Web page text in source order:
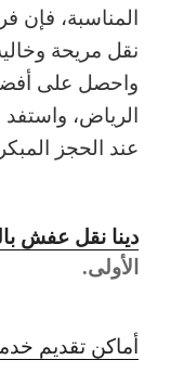
المناسبة، فإن
نقل مريحة
واحصل على
الرياض،
عند الحجز
دينا نقل عفش
الأولى.
أماكن تقديم